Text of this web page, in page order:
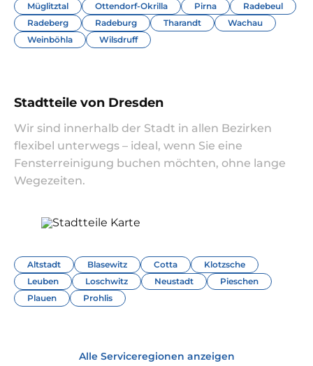
Müglitztal
Ottendorf-Okrilla Pirna
Radebeul
Radeberg
Radeburg Tharandt
Wachau
Weinböhla
Wilsdruff
Stadtteile von Dresden
Wir sind innerhalb der Stadt in allen Bezirken
flexibel unterwegs – ideal, wenn Sie eine
Fensterreinigung buchen möchten, ohne lange
Wegezeiten.
Altstadt Blasewitz Cotta
Klotzsche
Leuben
Loschwitz Neustadt
Pieschen
Plauen
Prohlis
Alle Serviceregionen anzeigen